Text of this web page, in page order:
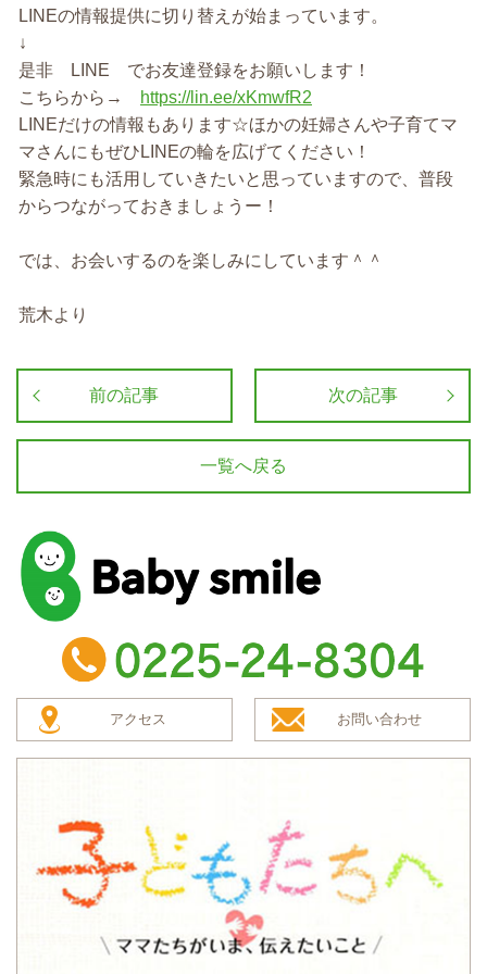
LINEの情報提供に切り替えが始まっています。
↓
是非 LINE でお友達登録をお願いします！
こちらから→
https://lin.ee/xKmwfR2
LINEだけの情報もあります☆ほかの妊婦さんや子育てマ
マさんにもぜひLINEの輪を広げてください！
緊急時にも活用していきたいと思っていますので、普段
からつながっておきましょうー！
では、お会いするのを楽しみにしています＾＾
荒木より
前の記事 次の記事
一覧へ戻る
baby smile
TEL：0225-24-8304
アクセス お問い合わせ